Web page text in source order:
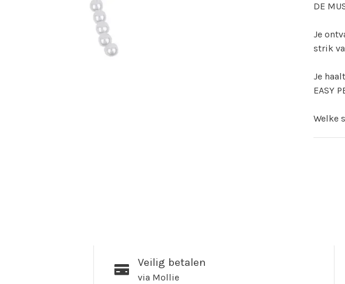
DE
Je
strik
Je
EASY
Welke
Veilig betalen
via Mollie